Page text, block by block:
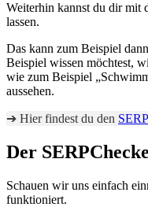
Weiterhin kannst du dir mit
lassen.
Das kann zum Beispiel
Beispiel wissen möchtest,
wie zum Beispiel
aussehen.
➔ Hier findest du den
Der
Schauen wir uns einfach
funktioniert.